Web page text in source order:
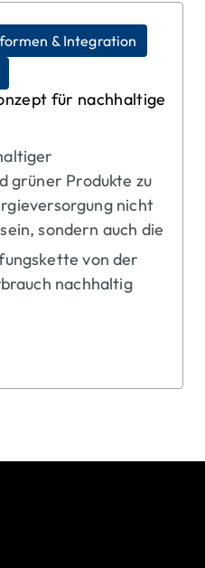
für nachhaltige
grüner Produkte zu
nicht
sondern auch die
von der
nachhaltig
& Integration